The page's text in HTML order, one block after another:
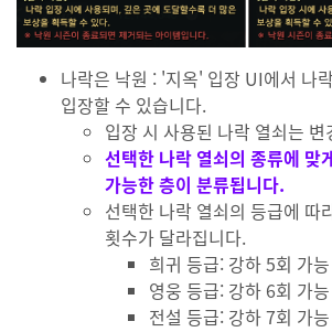
나락은 낙원 : '지옥' 입장 UI에서 나
입장할 수 있습니다.
입장 시 사용된 나락 열쇠는
선택한 나락 열쇠의 종류에 맞
가능한 층이 분류됩니다.
선택한 나락 열쇠의 등급에 따
횟수가 달라집니다.
희귀 등급: 강하 5회 가능
영웅 등급: 강하 6회 가능
전설 등급: 강하 7회 가능